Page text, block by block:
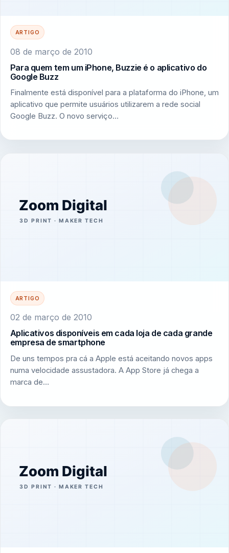
ARTIGO
08 de março de 2010
Para quem tem um iPhone, Buzzie é o aplicativo do
Google Buzz
Finalmente está disponível para a plataforma do iPhone, um
aplicativo que permite usuários utilizarem a rede social
Google Buzz. O novo serviço…
ARTIGO
02 de março de 2010
Aplicativos disponíveis em cada loja de cada grande
empresa de smartphone
De uns tempos pra cá a Apple está aceitando novos apps
numa velocidade assustadora. A App Store já chega a
marca de…